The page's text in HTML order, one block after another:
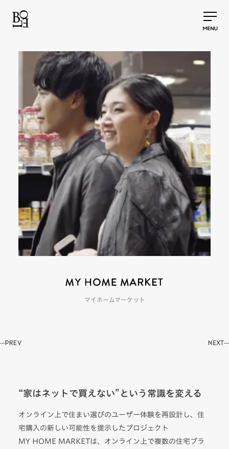
マイホームマーケット
“家はネットで買えない”という常識を変える
オンライン上で住まい選びのユーザー体験を再設計し、住
宅購入の新しい可能性を提示したプロジェクト
MY HOME MARKETは、オンライン上で複数の住宅ブラ
PREV NEXT